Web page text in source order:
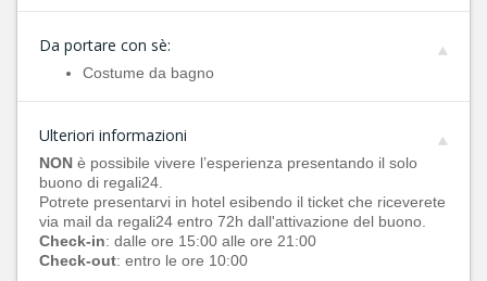
Da portare con sè:
Costume da bagno
Ulteriori informazioni
NON è possibile vivere l’esperienza presentando il solo
buono di regali24.
Potrete presentarvi in hotel esibendo il ticket che riceverete
via mail da regali24 entro 72h dall'attivazione del buono.
Check-in: dalle ore 15:00 alle ore 21:00
Check-out: entro le ore 10:00